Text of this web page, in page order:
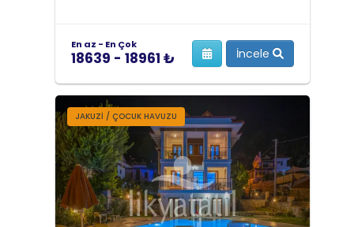
En az - En Çok
18639 - 18961 ₺ İncele
JAKUZI / ÇOCUK HAVUZU